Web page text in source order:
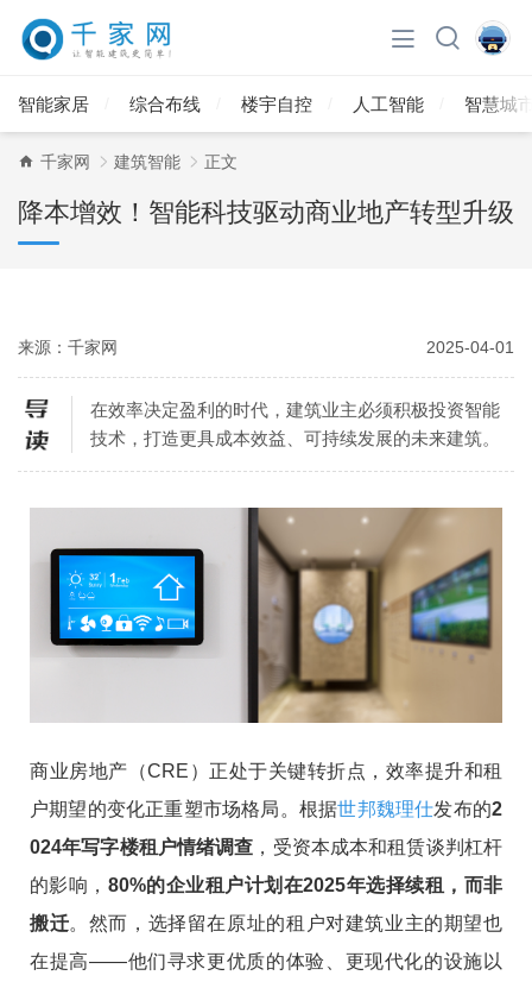
智能家居 综合布线 楼宇自控 人工智能 智慧城
千家网 建筑智能 正文
降本增效！智能科技驱动商业地产转型升级
来源：千家网 2025-04-01
在效率决定盈利的时代，建筑业主必须积极投资智能
技术，打造更具成本效益、可持续发展的未来建筑。
商业房地产（CRE）正处于关键转折点，效率提升和租
户期望的变化正重塑市场格局。根据世邦魏理仕发布的2
024年写字楼租户情绪调查 ，受资本成本和租赁谈判杠杆
的影响， 80%的企业租户计划在2025年选择续租，而非
搬迁。然而，选择留在原址的租户对建筑业主的期望也
在提高——他们寻求更优质的体验、更现代化的设施以